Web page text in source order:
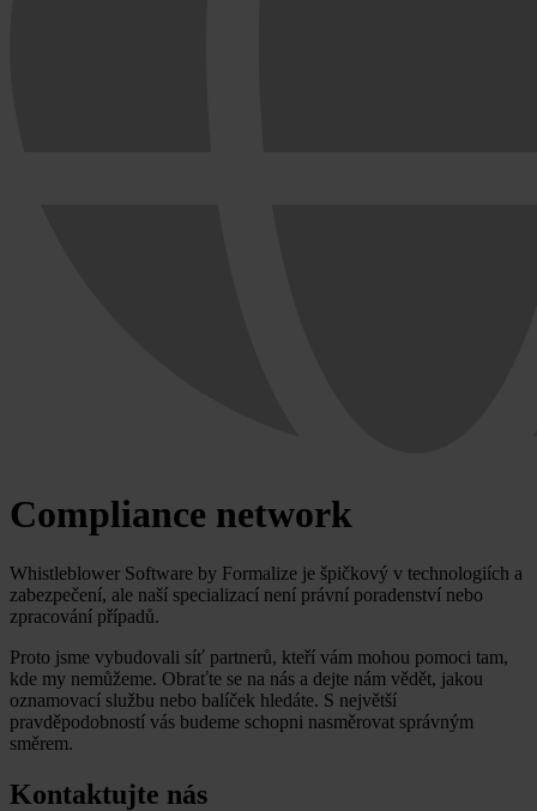
Compliance network
Whistleblower Software by Formalize je špičkový v technologiích a
zabezpečení, ale naší specializací není právní poradenství nebo
zpracování případů.
Proto jsme vybudovali síť partnerů, kteří vám mohou pomoci tam,
kde my nemůžeme. Obraťte se na nás a dejte nám vědět, jakou
oznamovací službu nebo balíček hledáte. S největší
pravděpodobností vás budeme schopni nasměrovat správným
směrem.
Kontaktujte nás